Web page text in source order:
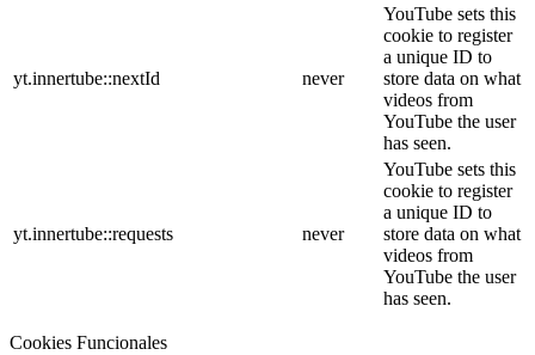
yt.innertube::nextId never
YouTube sets this
cookie to register
a unique ID to
store data on what
videos from
YouTube the user
has seen.
yt.innertube::requests never
YouTube sets this
cookie to register
a unique ID to
store data on what
videos from
YouTube the user
has seen.
Cookies Funcionales